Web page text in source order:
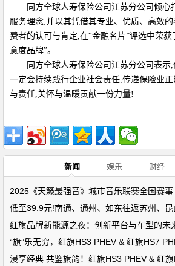
同方全球人寿保险公司江苏分公司倾心
服务理念,并以其凭借其专业、优质、高效
费者的认可与肯定,在“金融名片”评选中荣获
意度品牌”。
同方全球人寿保险公司江苏分公司表示
一定会持续践行企业社会责任,传递保险业
与责任,关怀与温暖贡献一份力量!
新闻 娱乐 财经
2025《天籁最强音》城市音乐联赛全国赛事
低至39.9元!南通、通州、如东往返苏州、
红旗品牌新能源之夜：创新平台与车型的未
“旗”乐无穷，红旗HS3 PHEV & 红旗HS7
浸享经典 共鉴旗韵！红旗HS3 PHEV & 红